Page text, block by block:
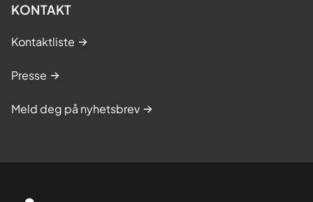
KONTAKT
Kontaktliste
Presse
Meld deg på nyhetsbrev